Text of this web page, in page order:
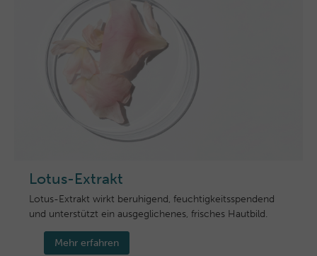
Lotus-Extrakt
Lotus-Extrakt wirkt beruhigend, feuchtigkeitsspendend
und unterstützt ein ausgeglichenes, frisches Hautbild.
Mehr erfahren